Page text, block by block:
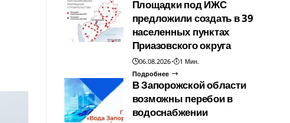
Площадки под ИЖС
предложили создать в 39
населенных пунктах
Приазовского округа
06.08.2026
1 Мин.
Подробнее
В Запорожской области
возможны перебои в
водоснабжении